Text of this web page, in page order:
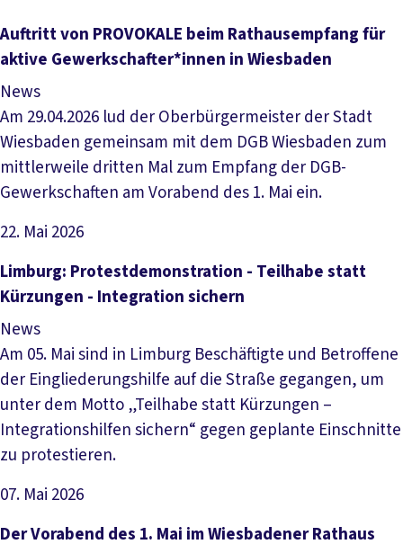
Artikel lesen
Auftritt von PROVOKALE beim Rathausempfang für
aktive Gewerkschafter*innen in Wiesbaden
News
Am 29.04.2026 lud der Oberbürgermeister der Stadt
Wiesbaden gemeinsam mit dem DGB Wiesbaden zum
mittlerweile dritten Mal zum Empfang der DGB-
Gewerkschaften am Vorabend des 1. Mai ein.
22. Mai 2026
Artikel lesen
Limburg: Protestdemonstration - Teilhabe statt
Kürzungen - Integration sichern
News
Am 05. Mai sind in Limburg Beschäftigte und Betroffene
der Eingliederungshilfe auf die Straße gegangen, um
unter dem Motto „Teilhabe statt Kürzungen –
Integrationshilfen sichern“ gegen geplante Einschnitte
zu protestieren.
07. Mai 2026
Artikel lesen
Der Vorabend des 1. Mai im Wiesbadener Rathaus